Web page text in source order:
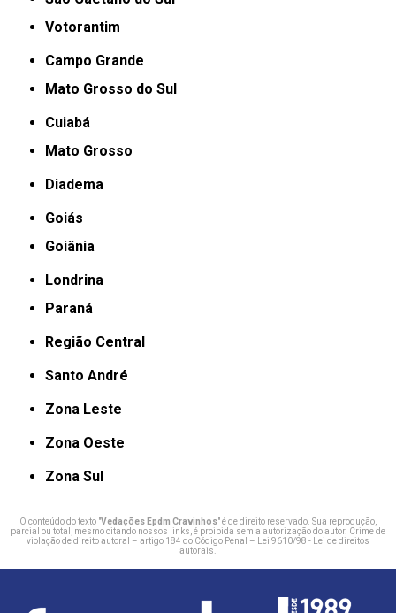
Votorantim
Campo Grande
Mato Grosso do Sul
Cuiabá
Mato Grosso
Diadema
Goiás
Goiânia
Londrina
Paraná
Região Central
Santo André
Zona Leste
Zona Oeste
Zona Sul
O conteúdo do texto "Vedações Epdm Cravinhos" é de direito reservado. Sua reprodução,
parcial ou total, mesmo citando nossos links, é proibida sem a autorização do autor. Crime de
violação de direito autoral – artigo 184 do Código Penal –
Lei 9610/98 - Lei de direitos
autorais